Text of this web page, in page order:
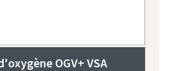
OGV+ VSA